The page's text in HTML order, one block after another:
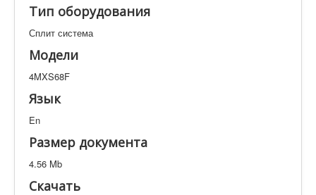
Техническая документация
Искать
Производитель
Элементов на страницу
Тип оборудования
Сплит система
Модели
4MXS68F
Язык
En
Размер документа
4.56 Mb
Скачать